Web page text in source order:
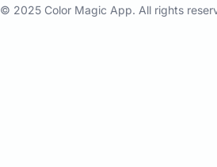
© 2025 Color Magic App. All rights